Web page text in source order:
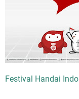
Festival Handai